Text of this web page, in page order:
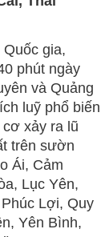
gia,
phút ngày
và Quảng
luỹ phổ biến
xảy ra lũ
trên sườn
Ái, Cảm
Lục Yên,
Lợi, Quy
Yên Bình,